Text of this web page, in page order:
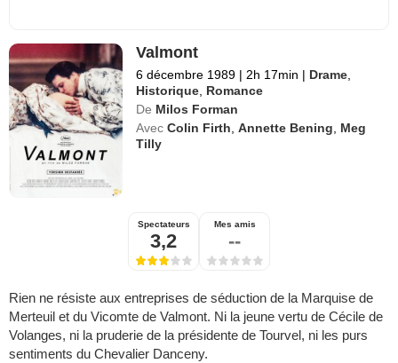
Valmont
6 décembre 1989 | 2h 17min | Drame
Historique Romance
De Milos Forman
Avec Colin Firth ,Annette Bening
Meg
Tilly
Spectateurs
3,2
Mes amis
--
Rien ne résiste aux entreprises de séduction de la Marquise de
Merteuil et du Vicomte de Valmont. Ni la jeune vertu de Cécile de
Volanges, ni la pruderie de la présidente de Tourvel, ni les purs
sentiments du Chevalier Danceny.